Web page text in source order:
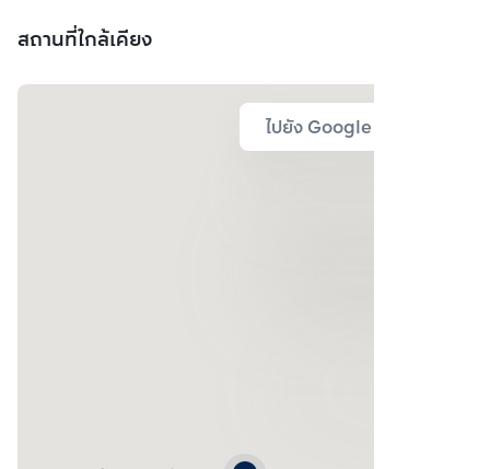
สถานที่ใกล้เคียง
ไปยัง Google Map